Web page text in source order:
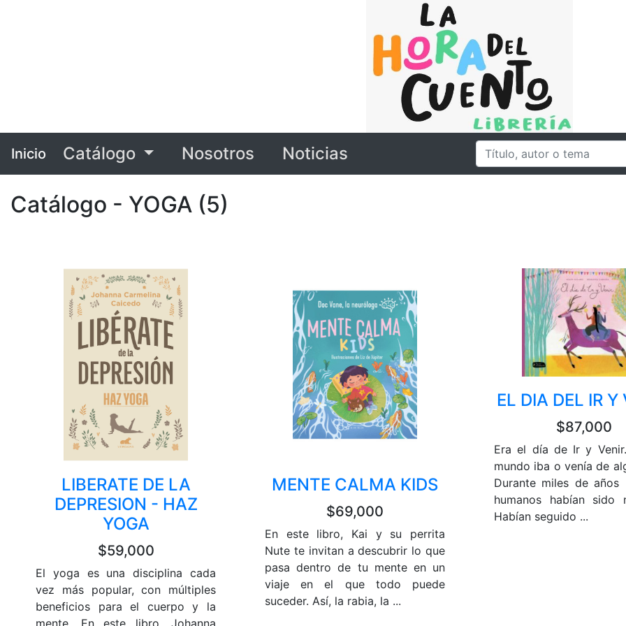
Inicio Catálogo Nosotros Noticias
Catálogo - YOGA (5)
LIBERATE DE LA
DEPRESION - HAZ
YOGA
$59,000
El yoga es una disciplina cada
vez más popular, con múltiples
beneficios para el cuerpo y la
mente. En este libro, Johanna
MENTE CALMA KIDS
$69,000
En este libro, Kai y su perrita
Nute te invitan a descubrir lo que
pasa dentro de tu mente en un
viaje en el que todo puede
suceder. Así, la rabia, la ...
EL DIA DEL IR Y
$87,000
Era el día de Ir y
mundo iba o venía de
Durante miles de años
humanos habían sido
Habían seguido ...